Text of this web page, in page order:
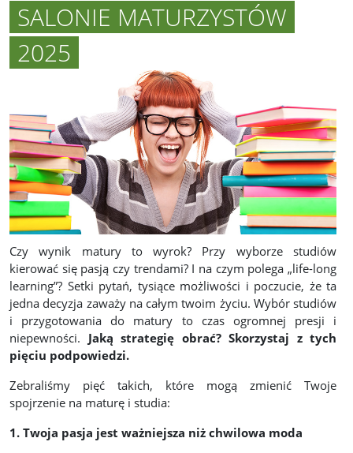
SALONIE MATURZYSTÓW
2025
Czy wynik matury to wyrok? Przy wyborze studiów
kierować się pasją czy trendami? I na czym polega „life-long
learning”? Setki pytań, tysiące możliwości i poczucie, że ta
jedna decyzja zaważy na całym twoim życiu. Wybór studiów
i przygotowania do matury to czas ogromnej presji i
niepewności. Jaką strategię obrać? Skorzystaj z tych
pięciu podpowiedzi.
Zebraliśmy pięć takich, które mogą zmienić Twoje
spojrzenie na maturę i studia:
1. Twoja pasja jest ważniejsza niż chwilowa moda